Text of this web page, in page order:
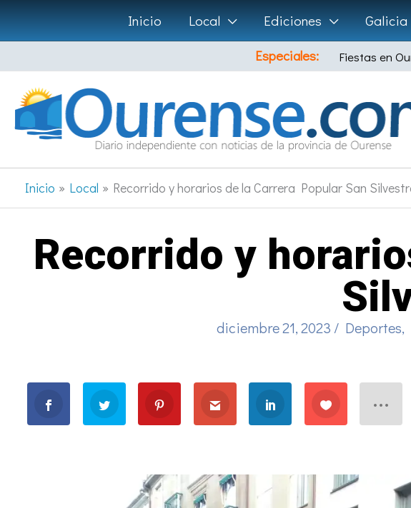
Ir
al
contenido
Inicio Local Ediciones Galicia
Especiales:
Fiestas en
Inicio Local Recorrido y horarios de la Carrera Popular San
Recorrido y
diciembre 21, 2023 / Deportes,